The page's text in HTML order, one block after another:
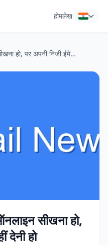
होमलेख
गुमनाम इनबॉक्स: जब ऑनलाइन सीखना हो, पर अपनी निजी ईमेल नहीं देनी हो
सीखना हो,
देनी हो